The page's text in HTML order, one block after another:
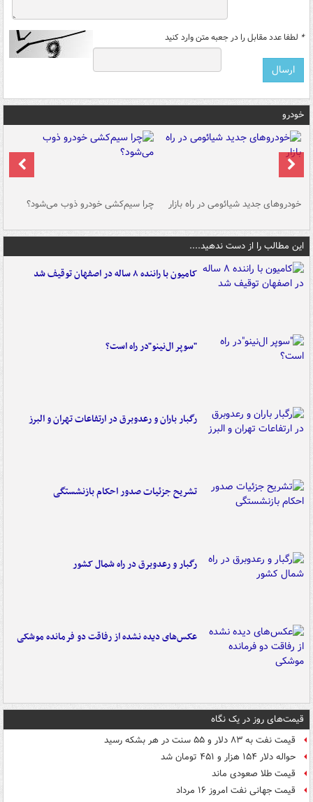
* لطفا عدد مقابل را در جعبه متن وارد کنید
خودرو
خودروهای جدید شیائومی در راه بازار چرا سیم‌کشی خودرو ذوب می‌شود؟
این مطالب را از دست ندهید....
کامیون با راننده ۸ ساله در اصفهان توقیف شد
"سوپر ال‌نینو"در راه است؟
رگبار باران و رعدوبرق در ارتفاعات تهران و البرز
تشریح جزئیات صدور احکام بازنشستگی
رگبار و رعدوبرق در راه شمال کشور
عکس‌های دیده نشده از رفاقت دو فرمانده‌ موشکی
قیمت‌های روز در یک نگاه
قیمت نفت به ۸۳ دلار و ۵۵ سنت در هر بشکه رسید
حواله دلار ۱۵۴ هزار و ۴۵۱ تومان شد
قیمت طلا صعودی ماند
قیمت جهانی نفت امروز ۱۶ مرداد